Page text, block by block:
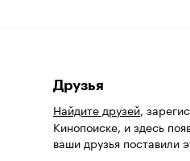
Друзья
Найдите друзей,
Кинопоиске, и здесь
ваши друзья поставили